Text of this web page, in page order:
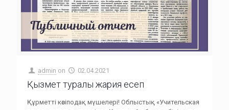
admin on 02.04.2021
Қызмет туралы жария есеп
Құрметті кәсіподақ мүшелері! Облыстық «Учительская